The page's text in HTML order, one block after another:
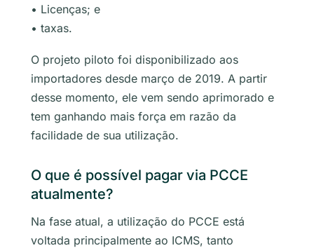
• Licenças; e
• taxas.
O projeto piloto foi disponibilizado aos
importadores desde março de 2019. A partir
desse momento, ele vem sendo aprimorado e
tem ganhando mais força em razão da
facilidade de sua utilização.
O que é possível pagar via PCCE
atualmente?
Na fase atual, a utilização do PCCE está
voltada principalmente ao ICMS, tanto